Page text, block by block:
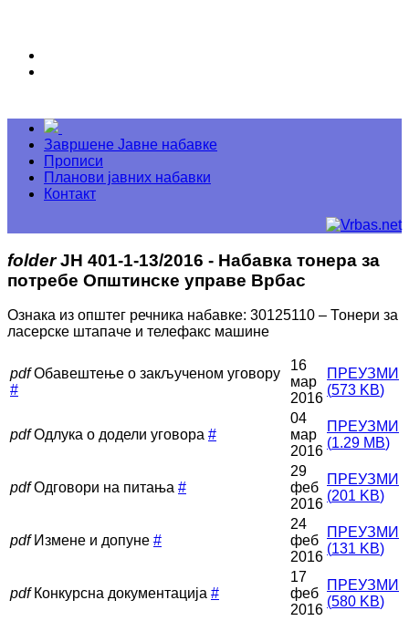
Завршене Јавне набавке
Прописи
Планови јавних набавки
Контакт
folder ЈН 401-1-13/2016 - Набавка тонера за
потребе Општинске управе Врбас
Ознака из општег речника набавке: 30125110 – Тонери за
ласерске штапаче и телефакс машине
pdf Обавештење о закљученом уговору
#
16
мар
2016
ПРЕУЗМИ
(573 KB)
pdf Одлука о додели уговора #
04
мар
2016
ПРЕУЗМИ
(1.29 MB)
pdf Одговори на питања #
29
феб
2016
ПРЕУЗМИ
(201 KB)
pdf Измене и допуне #
24
феб
2016
ПРЕУЗМИ
(131 KB)
pdf Конкурсна документација #
17
феб
2016
ПРЕУЗМИ
(580 KB)